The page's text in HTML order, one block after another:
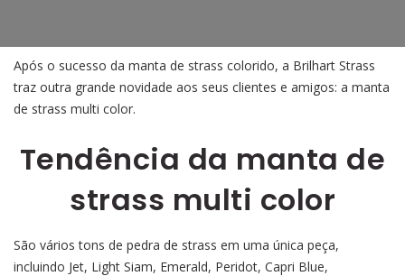
Após o sucesso da manta de strass colorido, a Brilhart Strass
traz outra grande novidade aos seus clientes e amigos: a manta
de strass multi color.
Tendência da manta de
strass multi color
São vários tons de pedra de strass em uma única peça,
incluindo Jet, Light Siam, Emerald, Peridot, Capri Blue,